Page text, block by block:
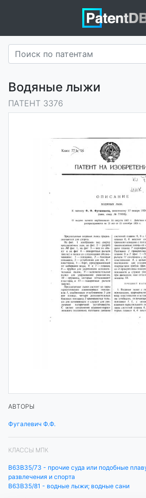
Водяные лыжи
ПАТЕНТ 3376
АВТОРЫ
Фугалевич Ф.Ф.
КЛАССЫ МПК
B63B35/73 - прочие суда или подобные
развлечения и спорта
B63B35/81 - водные лыжи; водные сани